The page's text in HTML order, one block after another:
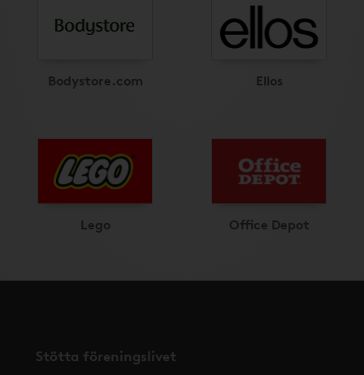
Bodystore.com Ellos
Lego Office Depot
Stötta föreningslivet